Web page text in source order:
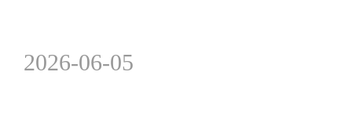
2026-06-05